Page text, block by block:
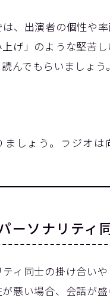
、出演者の個性や
げ」のような堅苦
んでもらいましょう。
しょう。ラジオは
ーソナリティ
ィ同士の掛け合い
悪い場合、会話が